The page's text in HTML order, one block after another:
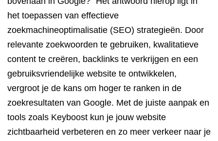
het toepassen van effectieve
zoekmachineoptimalisatie (SEO) strategieën. Door
relevante zoekwoorden te gebruiken, kwalitatieve
content te creëren, backlinks te verkrijgen en een
gebruiksvriendelijke website te ontwikkelen,
vergroot je de kans om hoger te ranken in de
zoekresultaten van Google. Met de juiste aanpak en
tools zoals Keyboost kun je jouw website
zichtbaarheid verbeteren en zo meer verkeer naar je